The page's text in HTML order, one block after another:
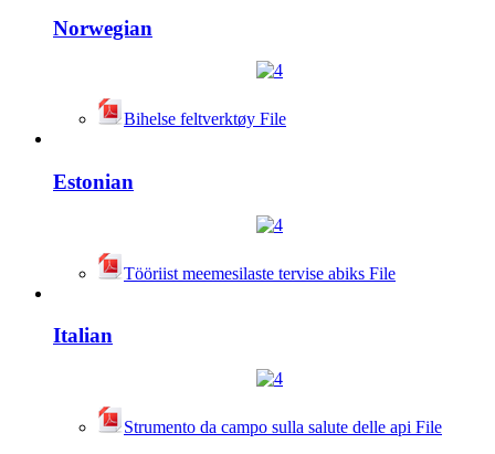
Norwegian
Bihelse feltverktøy File
Estonian
Tööriist meemesilaste tervise abiks File
Italian
Strumento da campo sulla salute delle api File